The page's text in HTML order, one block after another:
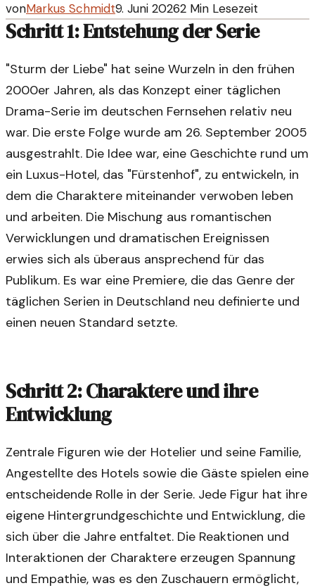
vonMarkus Schmidt9. Juni 20262 Min Lesezeit
Schritt 1: Entstehung der Serie
"Sturm der Liebe" hat seine Wurzeln in den frühen
2000er Jahren, als das Konzept einer täglichen
Drama-Serie im deutschen Fernsehen relativ neu
war. Die erste Folge wurde am 26. September 2005
ausgestrahlt. Die Idee war, eine Geschichte rund um
ein Luxus-Hotel, das "Fürstenhof", zu entwickeln, in
dem die Charaktere miteinander verwoben leben
und arbeiten. Die Mischung aus romantischen
Verwicklungen und dramatischen Ereignissen
erwies sich als überaus ansprechend für das
Publikum. Es war eine Premiere, die das Genre der
täglichen Serien in Deutschland neu definierte und
einen neuen Standard setzte.
Schritt 2: Charaktere und ihre
Entwicklung
Zentrale Figuren wie der Hotelier und seine Familie,
Angestellte des Hotels sowie die Gäste spielen eine
entscheidende Rolle in der Serie. Jede Figur hat ihre
eigene Hintergrundgeschichte und Entwicklung, die
sich über die Jahre entfaltet. Die Reaktionen und
Interaktionen der Charaktere erzeugen Spannung
und Empathie, was es den Zuschauern ermöglicht,